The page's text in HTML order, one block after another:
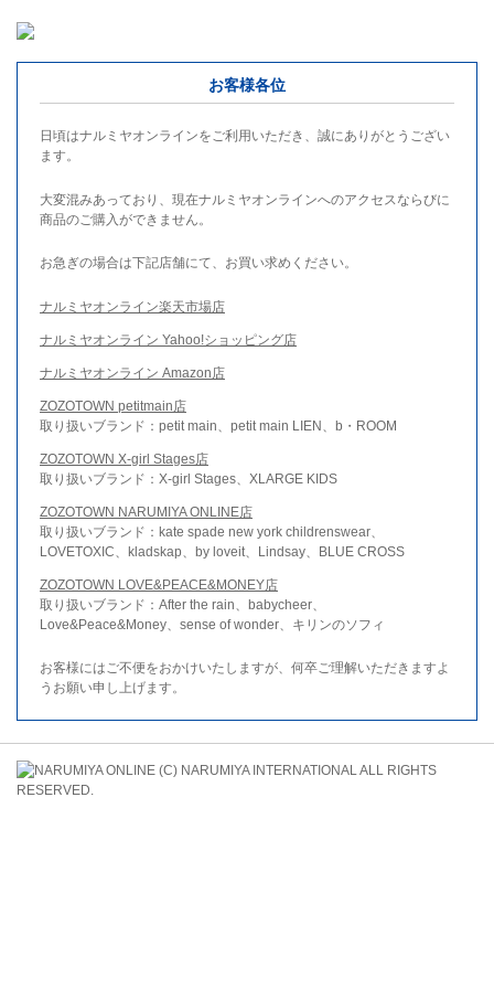
お客様各位
日頃はナルミヤオンラインをご利用いただき、誠にありがとうござい
ます。
大変混みあっており、現在ナルミヤオンラインへのアクセスならびに
商品のご購入ができません。
お急ぎの場合は下記店舗にて、お買い求めください。
ナルミヤオンライン楽天市場店
ナルミヤオンライン Yahoo!ショッピング店
ナルミヤオンライン Amazon店
ZOZOTOWN petitmain店
取り扱いブランド：petit main、petit main LIEN、b・ROOM
ZOZOTOWN X-girl Stages店
取り扱いブランド：X-girl Stages、XLARGE KIDS
ZOZOTOWN NARUMIYA ONLINE店
取り扱いブランド：kate spade new york childrenswear、
LOVETOXIC、kladskap、by loveit、Lindsay、BLUE CROSS
ZOZOTOWN LOVE&PEACE&MONEY店
取り扱いブランド：After the rain、babycheer、
Love&Peace&Money、sense of wonder、キリンのソフィ
お客様にはご不便をおかけいたしますが、何卒ご理解いただきますよ
うお願い申し上げます。